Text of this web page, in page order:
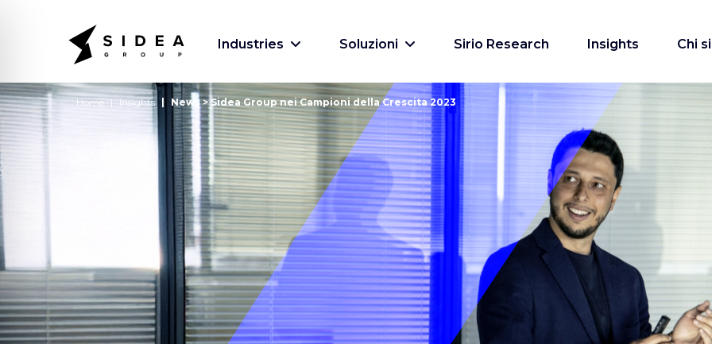
Industries Soluzioni Sirio Research Insights Chi
Home Insights News > Sidea Group nei Campioni della Crescita 2023